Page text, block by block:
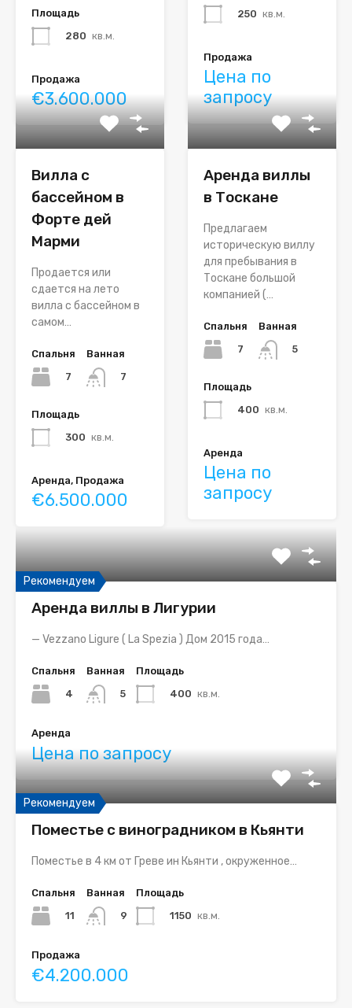
Площадь
280 кв.м.
Продажа
€3.600.000
250 кв.м.
Продажа
Цена по
запросу
Вилла с
бассейном в
Форте дей
Марми
Продается или
сдается на лето
вилла с бассейном в
самом…
Спальня
7
Ванная
7
Площадь
300 кв.м.
Аренда, Продажа
€6.500.000
Аренда виллы
в Тоскане
Предлагаем
историческую виллу
для пребывания в
Тоскане большой
компанией (…
Спальня
7
Ванная
5
Площадь
400 кв.м.
Аренда
Цена по
запросу
Рекомендуем
Аренда виллы в Лигурии
— Vezzano Ligure ( La Spezia ) Дом 2015 года…
Спальня
4
Ванная
5
Площадь
400 кв.м.
Аренда
Цена по запросу
Рекомендуем
Поместье с виноградником в Кьянти
Поместье в 4 км от Греве ин Кьянти , окруженное…
Спальня
11
Ванная
9
Площадь
1150 кв.м.
Продажа
€4.200.000